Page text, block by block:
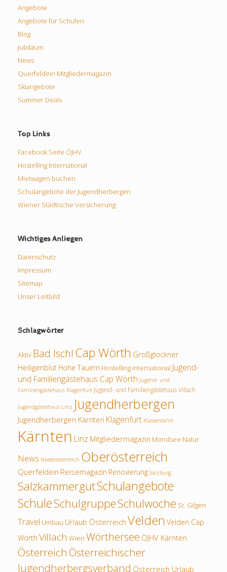
Angebote
Angebote für Schulen
Blog
Jubiläum
News
Querfeldein Mitgliedermagazin
Skiangebote
Summer Deals
Top Links
Facebook Seite ÖJHV
Hostelling International
Mietwagen buchen
Schulangebote der Jugendherbergen
Wiener Städtische Versicherung
Wichtiges Anliegen
Datenschutz
Impressum
Sitemap
Unser Leitbild
Schlagwörter
Aktiv Bad Ischl Cap Wörth Großglockner
Heiligenblut Hohe Tauern Hostelling International Jugend-
und Familiengästehaus Cap Wörth Jugend- und
Familiengästehaus Klagenfurt Jugend- und Familiengästehaus Villach
Jugendgästehaus Linz Jugendherbergen
Jugendherbergen Kärnten Klagenfurt Klassenfahrt
Kärnten Linz Mitgliedermagazin Mondsee Natur
News Niederösterreich Oberösterreich
Querfeldein Reisemagazin Renovierung Salzburg
SalzkammergutSchulangebote
SchuleSchulgruppeSchulwoche St. Gilgen
Travel Umbau Urlaub Österreich Velden Velden Cap
Wörth Villach Wien Wörthersee ÖJHV Kärnten
Österreich Österreichischer
Jugendherbergsverband Österreich Urlaub